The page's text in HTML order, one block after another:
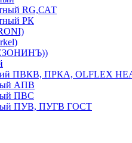
RG,САТ
РК
ПВКВ, ПРКА, OLFLEX
АПВ
ПВС
ПУВ, ПУГВ ГОСТ